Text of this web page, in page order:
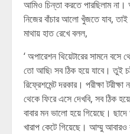
আমিও চিন্তা করতে পারছিলাম
নিজের বাঁচার আলো খুঁজতে যাব,
মাথায় হাত রেখে বলল,
‘ অপারেশন থিয়েটারের সামনে
তো আছি৷ সব ঠিক হয়ে যাবে। তুই
রিফ্রেশমেন্ট দরকার। পরীক্ষা
থেকে ফিরে এসে দেখবি, সব ঠিক
বাবার মন ভালো হয়ে গিয়েছে।
খারাপ কেটে গিয়েছে। আম্মু আবারও